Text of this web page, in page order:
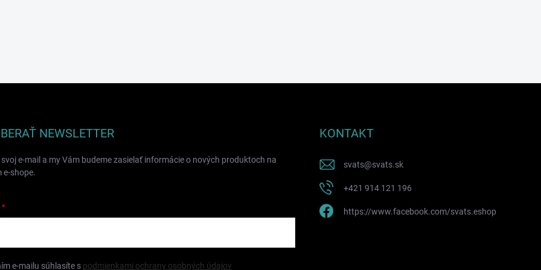
NEWSLETTER
e-mail a my Vám budeme zasielať informácie o nových produktoch na
e-shope.
e-mailu súhlasíte s podmienkami ochrany osobných údajov
KONTAKT
svats@svats.sk
+421 914 121 196
https://www.facebook.com/svats.eshop